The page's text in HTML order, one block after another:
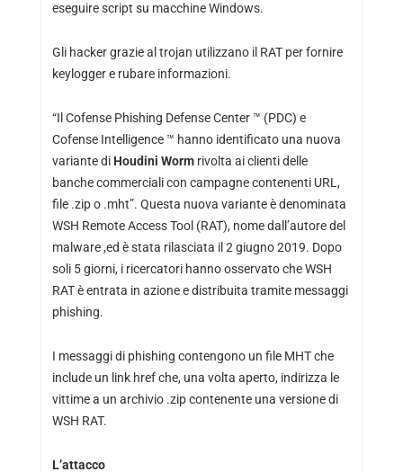
eseguire script su macchine Windows.
Gli hacker grazie al trojan utilizzano il RAT per fornire
keylogger e rubare informazioni.
“Il Cofense Phishing Defense Center ™ (PDC) e
Cofense Intelligence ™ hanno identificato una nuova
variante diHoudini Wormrivolta ai clienti delle
banche commerciali con campagne contenenti URL,
file .zip o .mht”. Questa nuova variante è denominata
WSH Remote Access Tool (RAT), nome dall’autore del
malware ,ed è stata rilasciata il 2 giugno 2019. Dopo
soli 5 giorni, i ricercatori hanno osservato che WSH
RAT è entrata in azione e distribuita tramite messaggi
phishing.
I messaggi di phishing contengono un file MHT che
include un link href che, una volta aperto, indirizza le
vittime a un archivio .zip contenente una versione di
WSH RAT.
L’attacco